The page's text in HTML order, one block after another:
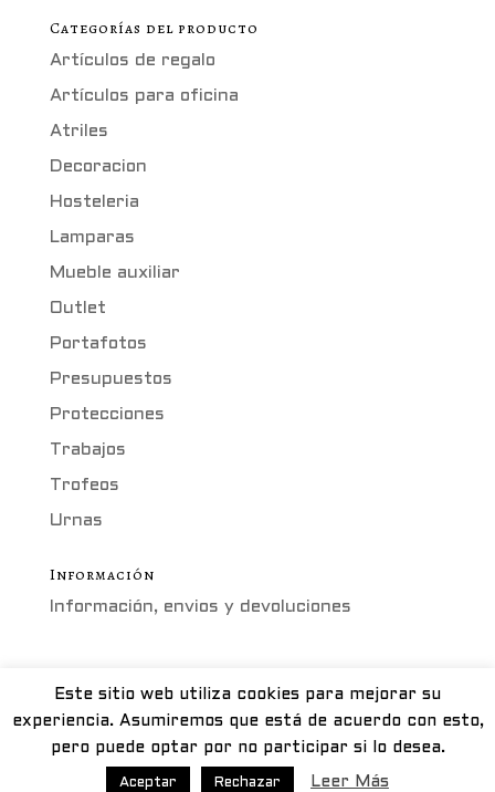
Categorías del producto
Artículos de regalo
Artículos para oficina
Atriles
Decoracion
Hosteleria
Lamparas
Mueble auxiliar
Outlet
Portafotos
Presupuestos
Protecciones
Trabajos
Trofeos
Urnas
Información
Información, envios y devoluciones
METACRILATO ZARAGOZA - Calle Guara, 11
(Pol Ind Valdeconsejo) - 50410 Cuarte de
Huerva, Zaragoza. Tel. 976 50 21 30 -
Este sitio web utiliza cookies para mejorar su
experiencia. Asumiremos que está de acuerdo con esto,
pero puede optar por no participar si lo desea.
Aceptar Rechazar Leer Más